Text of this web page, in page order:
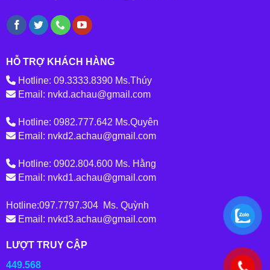
HỖ TRỢ KHÁCH HÀNG
Hotline: 09.3333.8390 Ms.Thúy
Email: nvkd.achau@gmail.com
Hotline: 0982.777.642 Ms.Quyên
Email: nvkd2.achau@gmail.com
Hotline: 0902.804.600 Ms. Hằng
Email: nvkd1.achau@gmail.com
Hotline:097.7797.304 Ms. Quỳnh
Email: nvkd3.achau@gmail.com
LƯỢT TRUY CẬP
449.568